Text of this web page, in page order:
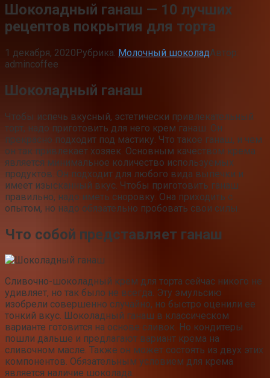
Шоколадный ганаш — 10 лучших
рецептов покрытия для торта
1 декабря, 2020Рубрика: Молочный шоколадАвтор:
admincoffee
Шоколадный ганаш
Чтобы испечь вкусный, эстетически привлекательный
торт, надо приготовить для него крем ганаш. Он
прекрасно подходит под мастику. Что такое ганаш, и чем
он так привлекает хозяек. Основным качеством крема
является минимальное количество используемых
продуктов. Он подходит для любого вида выпечки и
имеет изысканный вкус. Чтобы приготовить ганаш
правильно, надо иметь сноровку. Она приходить с
опытом, но надо обязательно пробовать свои силы.
Что собой представляет ганаш
Сливочно-шоколадный крем для торта сейчас никого не
удивляет, но так было не всегда. Эту эмульсию
изобрели совершенно случайно, но быстро оценили ее
тонкий вкус. Шоколадный ганаш в классическом
варианте готовится на основе сливок. Но кондитеры
пошли дальше и предлагают вариант крема на
сливочном масле. Также он может состоять из двух этих
компонентов. Обязательным условием для крема
является наличие шоколада.